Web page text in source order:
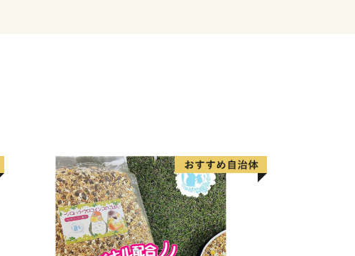
援いただき、誠にありがとうございます。
さと納税制度改正に伴い、2024年9月26日
を変更させていただく運びとなりました。
ルールを順守し、今後もより多くの方へ魅